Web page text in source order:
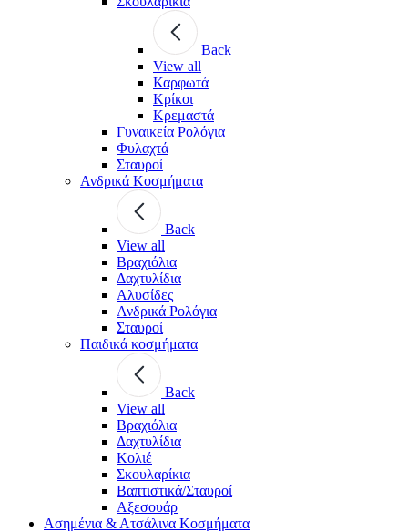
Back
View all
Καρφωτά
Κρίκοι
Κρεμαστά
Γυναικεία Ρολόγια
Φυλαχτά
Σταυροί
Ανδρικά Κοσμήματα
Back
View all
Βραχιόλια
Δαχτυλίδια
Αλυσίδες
Ανδρικά Ρολόγια
Σταυροί
Παιδικά κοσμήματα
Back
View all
Βραχιόλια
Δαχτυλίδια
Κολιέ
Σκουλαρίκια
Βαπτιστικά/Σταυροί
Αξεσουάρ
Ασημένια & Ατσάλινα Κοσμήματα